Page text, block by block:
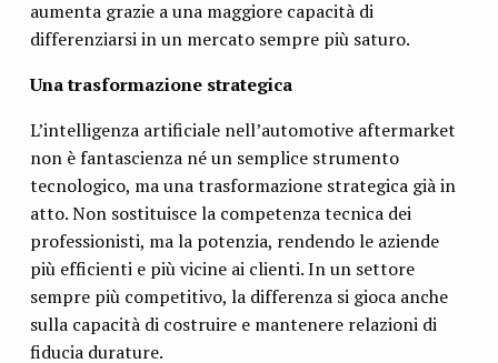
aumenta grazie a una maggiore capacità di
differenziarsi in un mercato sempre più saturo.
Una trasformazione strategica
L’intelligenza artificiale nell’automotive aftermarket
non è fantascienza né un semplice strumento
tecnologico, ma una trasformazione strategica già in
atto. Non sostituisce la competenza tecnica dei
professionisti, ma la potenzia, rendendo le aziende
più efficienti e più vicine ai clienti. In un settore
sempre più competitivo, la differenza si gioca anche
sulla capacità di costruire e mantenere relazioni di
fiducia durature.